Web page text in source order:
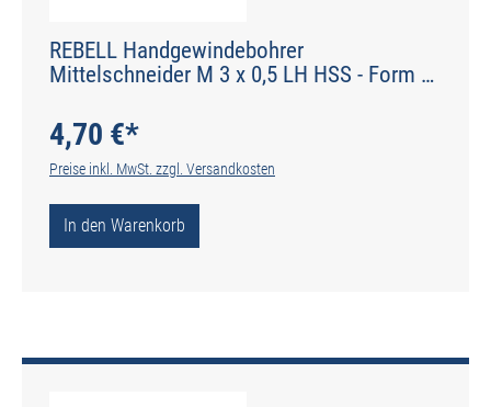
REBELL Handgewindebohrer
Mittelschneider M 3 x 0,5 LH HSS - Form D
4,70 €*
Preise inkl. MwSt. zzgl. Versandkosten
In den Warenkorb